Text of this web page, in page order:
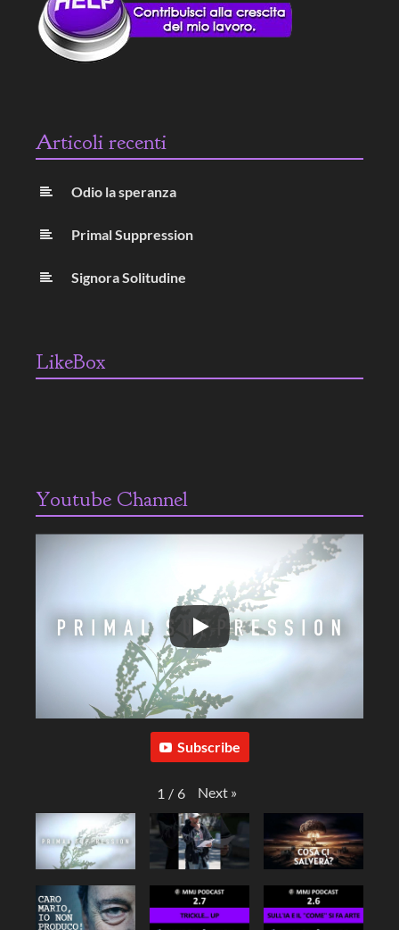
Articoli recenti
Odio la speranza
Primal Suppression
Signora Solitudine
LikeBox
Youtube Channel
Subscribe
1 / 6 Next »